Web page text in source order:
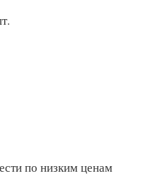
по низким ценам